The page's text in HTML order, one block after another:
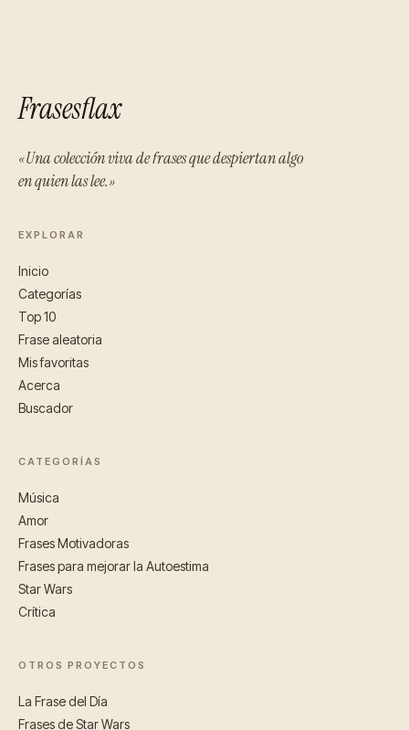
Frasesflax
«Una colección viva de frases que despiertan algo
en quien las lee.»
EXPLORAR
Inicio
Categorías
Top 10
Frase aleatoria
Mis favoritas
Acerca
Buscador
CATEGORÍAS
Música
Amor
Frases Motivadoras
Frases para mejorar la Autoestima
Star Wars
Crítica
OTROS PROYECTOS
La Frase del Día
Frases de Star Wars